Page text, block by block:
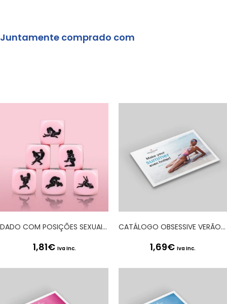
Juntamente comprado com
DADO COM POSIÇÕES SEXUAIS ROSA
1,81€ Iva Inc.
CATÁLOGO OBSESSIVE VERÃO 2020
1,69€ Iva Inc.